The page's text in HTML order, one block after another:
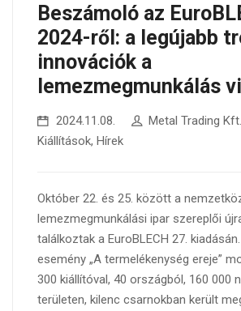
Beszámoló az
2024-ről: a legújabb
innovációk a
lemezmegmunkálás
2024.11.08.
Metal Trading Kft.
Kiállítások, Hírek
Október 22. és 25. között a
lemezmegmunkálási ipar szereplői
találkoztak a EuroBLECH 27.
esemény „A termelékenység ereje”
300 kiállítóval, 40 országból, 160 000
területen, kilenc csarnokban került